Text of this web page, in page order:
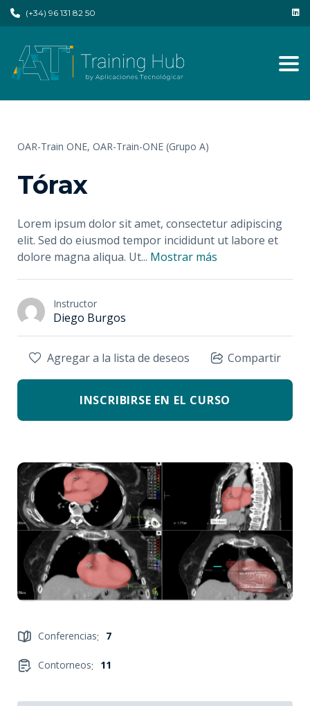
(+34) 96 131 82 50
OAR-Train ONE, OAR-Train-ONE (Grupo A)
Tórax
Lorem ipsum dolor sit amet, consectetur adipiscing
elit. Sed do eiusmod tempor incididunt ut labore et
dolore magna aliqua. Ut... Mostrar más
Instructor
Diego Burgos
Agregar a la lista de deseos Compartir
INSCRIBIRSE EN EL CURSO
Conferencias: 7
Contorneos: 11